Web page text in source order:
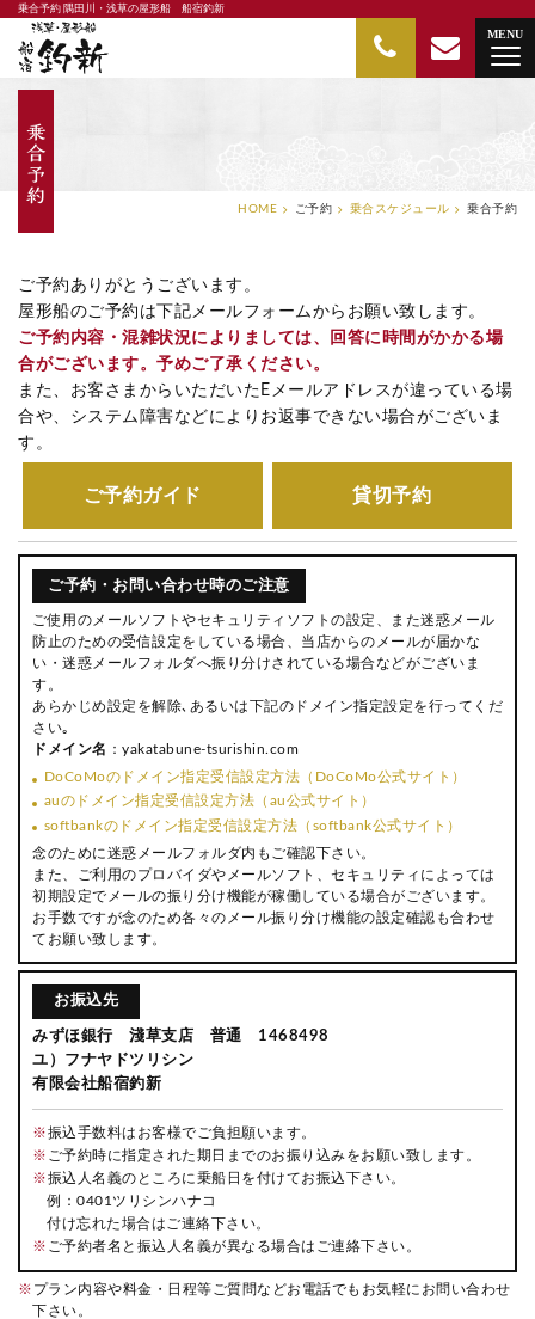
乗合予約 隅田川・浅草の屋形船 船宿釣新
MENU
隅田川・浅草の屋形船 船宿釣新
HOME ご予約 乗合スケジュール 乗合予約
ご予約ありがとうございます。
屋形船のご予約は下記メールフォームからお願い致します。
ご予約内容・混雑状況によりましては、回答に時間がかかる場
合がございます。予めご了承ください。
また、お客さまからいただいたEメールアドレスが違っている場
合や、システム障害などによりお返事できない場合がございま
す。
ご予約ガイド 貸切予約
ご予約・お問い合わせ時のご注意
ご使用のメールソフトやセキュリティソフトの設定、また迷惑メール
防止のための受信設定をしている場合、当店からのメールが届かな
い・迷惑メールフォルダへ振り分けされている場合などがございま
す。
あらかじめ設定を解除､あるいは下記のドメイン指定設定を行ってくだ
さい｡
ドメイン名 ：yakatabune-tsurishin.com
DoCoMoのドメイン指定受信設定方法（DoCoMo公式サイト）
auのドメイン指定受信設定方法（au公式サイト）
softbankのドメイン指定受信設定方法（softbank公式サイト）
念のために迷惑メールフォルダ内もご確認下さい。
また、ご利用のプロバイダやメールソフト、セキュリティによっては
初期設定でメールの振り分け機能が稼働している場合がございます。
お手数ですが念のため各々のメール振り分け機能の設定確認も合わせ
てお願い致します。
お振込先
みずほ銀行 淺草支店 普通 1468498
ユ）フナヤドツリシン
有限会社船宿釣新
※振込手数料はお客様でご負担願います。
※ ご予約時に指定された期日までのお振り込みをお願い致します。
※振込人名義のところに乗船日を付けてお振込下さい。
例：0401ツリシンハナコ
付け忘れた場合はご連絡下さい。
※ ご予約者名と振込人名義が異なる場合はご連絡下さい。
※ プラン内容や料金・日程等ご質問などお電話でもお気軽にお問い合わせ
下さい。